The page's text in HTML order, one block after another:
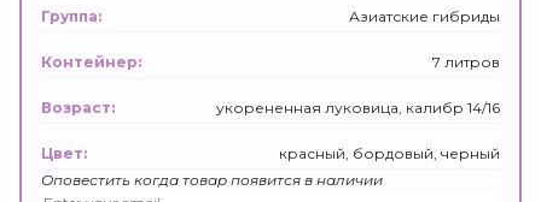
Группа: Азиатские гибриды
Контейнер: 7 литров
Возраст: укорененная луковица, калибр 14/16
Цвет:
красный, бордовый, черный
Оповестить когда товар появится в наличии